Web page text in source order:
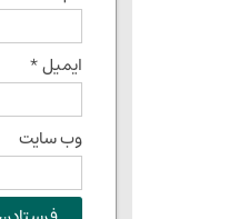
ایمیل*
وب‌ سایت